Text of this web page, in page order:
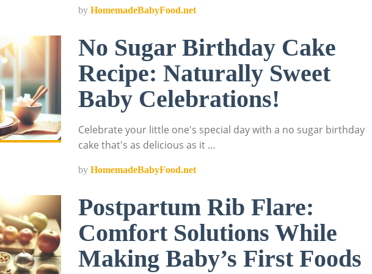
by HomemadeBabyFood.net
No Sugar Birthday Cake
Recipe: Naturally Sweet
Baby Celebrations!
Celebrate your little one's special day with a no sugar birthday
cake that's as delicious as it …
by HomemadeBabyFood.net
Postpartum Rib Flare:
Comfort Solutions While
Making Baby’s First Foods